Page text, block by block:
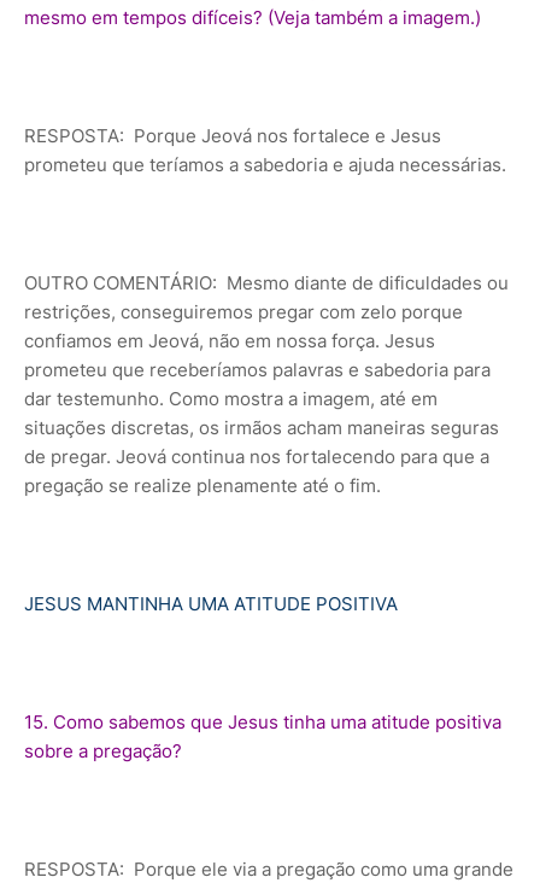
mesmo em tempos difíceis? (Veja também a imagem.)
RESPOSTA: Porque Jeová nos fortalece e Jesus
prometeu que teríamos a sabedoria e ajuda necessárias.
OUTRO COMENTÁRIO: Mesmo diante de dificuldades ou
restrições, conseguiremos pregar com zelo porque
confiamos em Jeová, não em nossa força. Jesus
prometeu que receberíamos palavras e sabedoria para
dar testemunho. Como mostra a imagem, até em
situações discretas, os irmãos acham maneiras seguras
de pregar. Jeová continua nos fortalecendo para que a
pregação se realize plenamente até o fim.
JESUS MANTINHA UMA ATITUDE POSITIVA
15. Como sabemos que Jesus tinha uma atitude positiva
sobre a pregação?
RESPOSTA: Porque ele via a pregação como uma grande